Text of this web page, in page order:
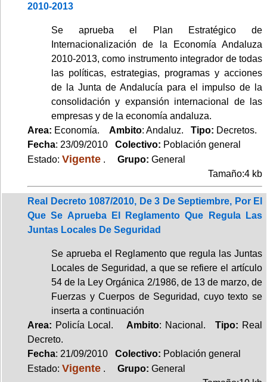
2010-2013
Se aprueba el Plan Estratégico de
Internacionalización de la Economía Andaluza
2010-2013, como instrumento integrador de todas
las políticas, estrategias, programas y acciones
de la Junta de Andalucía para el impulso de la
consolidación y expansión internacional de las
empresas y de la economía andaluza.
Area: Economía. Ambito: Andaluz. Tipo: Decretos.
Fecha: 23/09/2010 Colectivo: Población general
Estado: Vigente . Grupo: General
Tamaño:4 kb
Real Decreto 1087/2010, De 3 De Septiembre, Por El
Que Se Aprueba El Reglamento Que Regula Las
Juntas Locales De Seguridad
Se aprueba el Reglamento que regula las Juntas
Locales de Seguridad, a que se refiere el artículo
54 de la Ley Orgánica 2/1986, de 13 de marzo, de
Fuerzas y Cuerpos de Seguridad, cuyo texto se
inserta a continuación
Area: Policía Local. Ambito: Nacional.Tipo: Real
Decreto.
Fecha: 21/09/2010 Colectivo: Población general
Estado: Vigente . Grupo: General